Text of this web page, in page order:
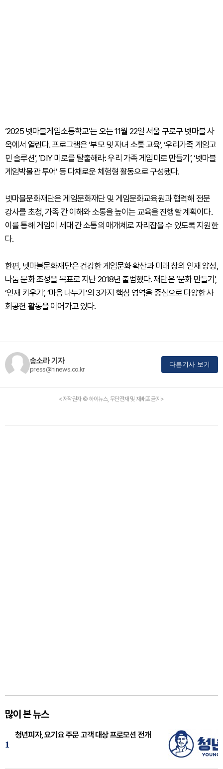
‘2025 넷마블게임소통학교’는 오는 11월 22일 서울 구로구 넷마블 사
옥에서 열린다. 프로그램은 ‘부모 및 자녀 소통 교육’, ‘우리가족 게임고
민 솔루션’, ‘DIY 미로를 탈출해라: 우리 가족 게임미로 만들기’, ‘넷마블
게임박물관 투어’ 등 다채로운 체험형 활동으로 구성됐다.
넷마블문화재단은 게임문화재단 및 게임문화교육원과 협력해 전문
강사를 초청, 가족 간 이해와 소통을 높이는 교육을 진행할 계획이다.
이를 통해 게임이 세대 간 소통의 매개체로 자리잡을 수 있도록 지원한
다.
한편, 넷마블문화재단은 건강한 게임문화 확산과 미래 창의 인재 양성,
나눔 문화 조성을 목표로 지난 2018년 출범했다. 재단은 ‘문화 만들기’,
‘인재 키우기’, ‘마음 나누기’의 3가지 핵심 영역을 중심으로 다양한 사
회공헌 활동을 이어가고 있다.
송소라 기자
press@hinews.co.kr
다른기사 보기
<저작권자 © 하이뉴스, 무단전재 및 재배포 금지>
많이 본 뉴스
1
청년피자, 요기요 주문 고객 대상 프로모션 전개